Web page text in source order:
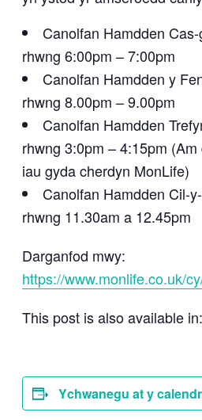
Canolfan Hamdden
rhwng 6:00pm – 7:00pm
Canolfan Hamdden y
rhwng 8.00pm – 9.00pm
Canolfan Hamdden
rhwng 3:0pm – 4:15pm
iau gyda cherdyn MonLife)
Canolfan Hamdden Cil-
rhwng 11.30am a 12.45pm
Darganfod mwy:
https://www.monlife.co.uk/
This post is also available in:
Ychwanegu at y calendr